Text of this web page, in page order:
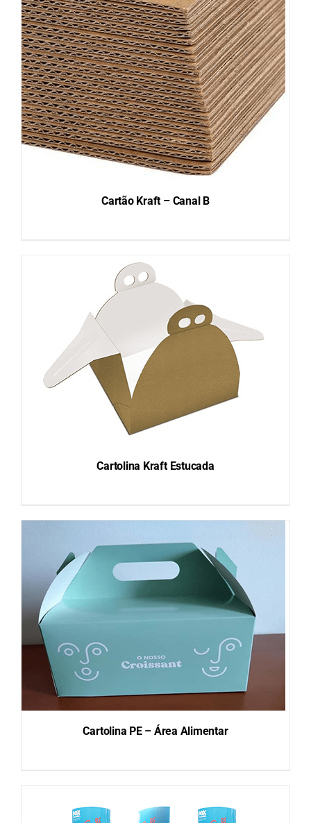
DETAILS
DETAILS
Cartão Kraft – Canal B
DETAILS
Cartolina Kraft Estucada
DETAILS
Cartolina PE – Área Alimentar